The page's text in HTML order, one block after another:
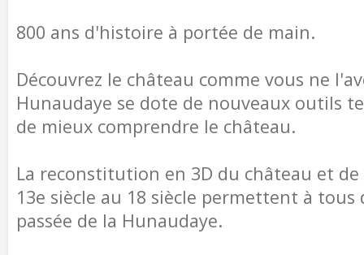
800 ans d'histoire à portée de main.
Découvrez le château comme vous ne
Hunaudaye se dote de nouveaux outils
de mieux comprendre le château.
La reconstitution en 3D du château et
13e siècle au 18 siècle permettent à
passée de la Hunaudaye.